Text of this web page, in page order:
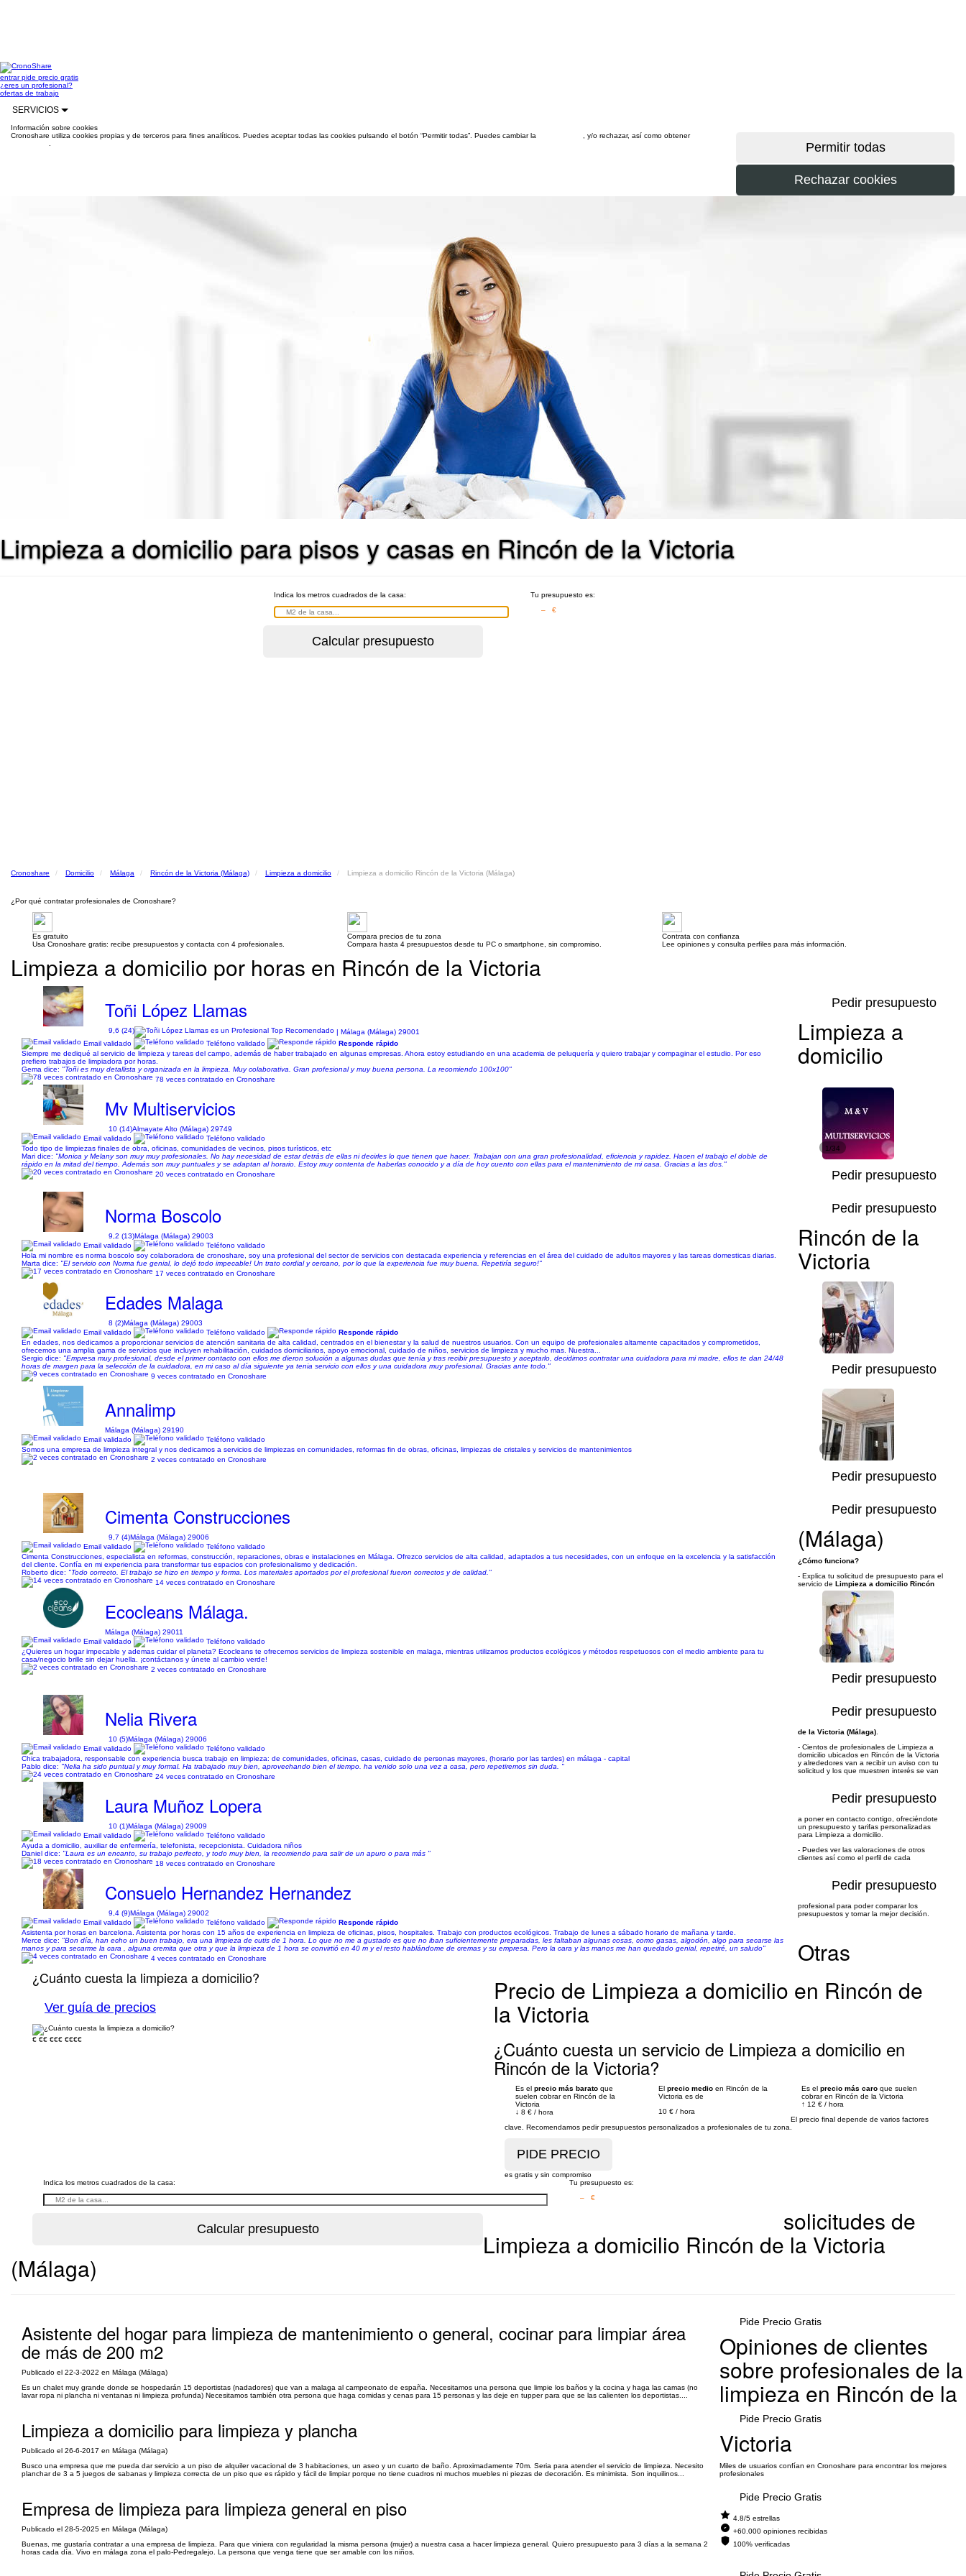
entrarpide precio gratis
¿eres un profesional?
ofertas de trabajo
SERVICIOS
Información sobre cookies
Cronoshare utiliza cookies propias y de terceros para fines analíticos. Puedes aceptar todas las cookies pulsando el botón “Permitir todas”. Puedes cambiar la
, y/o rechazar, así como obtener
Limpieza a domicilio para pisos y casas en Rincón de la Victoria
Indica los metros cuadrados de la casa:
Tu presupuesto es:
– €
Cronoshare Domicilio Málaga Rincón de la Victoria (Málaga) Limpieza a domicilio Limpieza a domicilio Rincón de la Victoria (Málaga)
¿Por qué contratar profesionales de Cronoshare?
Es gratuito
Usa Cronoshare gratis: recibe presupuestos y contacta con 4 profesionales.
Compara precios de tu zona
Compara hasta 4 presupuestos desde tu PC o smartphone, sin compromiso.
Contrata con confianza
Lee opiniones y consulta perfiles para más información.
Limpieza a domicilio por horas en Rincón de la Victoria
Toñi López Llamas
9,6 (24)
| Málaga (Málaga) 29001
Email validado
Teléfono validado
Responde rápido
Siempre me dediqué al servicio de limpieza y tareas del campo, además de haber trabajado en algunas empresas. Ahora estoy estudiando en una academia de peluquería y quiero trabajar y compaginar el estudio. Por eso
prefiero trabajos de limpiadora por horas.
Gema dice: "Toñi es muy detallista y organizada en la limpieza. Muy colaborativa. Gran profesional y muy buena persona. La recomiendo 100x100"
78 veces contratado en Cronoshare
Pedir presupuesto
Mv Multiservicios
10 (14)Almayate Alto (Málaga) 29749
Email validado
Teléfono validado
Todo tipo de limpiezas finales de obra, oficinas, comunidades de vecinos, pisos turísticos, etc
Mari dice: "Monica y Melany son muy muy profesionales. No hay necesidad de estar detrás de ellas ni decirles lo que tienen que hacer. Trabajan con una gran profesionalidad, eficiencia y rapidez. Hacen el trabajo el doble de
rápido en la mitad del tiempo. Además son muy puntuales y se adaptan al horario. Estoy muy contenta de haberlas conocido y a día de hoy cuento con ellas para el mantenimiento de mi casa. Gracias a las dos."
20 veces contratado en Cronoshare
1/34
Pedir presupuesto
Norma Boscolo
9,2 (13)Málaga (Málaga) 29003
Email validado
Teléfono validado
Hola mi nombre es norma boscolo soy colaboradora de cronoshare, soy una profesional del sector de servicios con destacada experiencia y referencias en el área del cuidado de adultos mayores y las tareas domesticas diarias.
Marta dice: "El servicio con Norma fue genial, lo dejó todo impecable! Un trato cordial y cercano, por lo que la experiencia fue muy buena. Repetiría seguro!"
17 veces contratado en Cronoshare
Pedir presupuesto
Edades Malaga
8 (2)Málaga (Málaga) 29003
Email validado
Teléfono validado
Responde rápido
En edades, nos dedicamos a proporcionar servicios de atención sanitaria de alta calidad, centrados en el bienestar y la salud de nuestros usuarios. Con un equipo de profesionales altamente capacitados y comprometidos,
ofrecemos una amplia gama de servicios que incluyen rehabilitación, cuidados domiciliarios, apoyo emocional, cuidado de niños, servicios de limpieza y mucho mas. Nuestra...
Sergio dice: "Empresa muy profesional, desde el primer contacto con ellos me dieron solución a algunas dudas que tenía y tras recibir presupuesto y aceptarlo, decidimos contratar una cuidadora para mi madre, ellos te dan 24/48
horas de margen para la selección de la cuidadora, en mi caso al día siguiente ya tenia servicio con ellos y una cuidadora muy profesional. Gracias ante todo."
9 veces contratado en Cronoshare
1/5
Pedir presupuesto
Annalimp
Málaga (Málaga) 29190
Email validado
Teléfono validado
Somos una empresa de limpieza integral y nos dedicamos a servicios de limpiezas en comunidades, reformas fin de obras, oficinas, limpiezas de cristales y servicios de mantenimientos
2 veces contratado en Cronoshare
1/8
Pedir presupuesto
Cimenta Construcciones
9,7 (4)Málaga (Málaga) 29006
Email validado
Teléfono validado
Cimenta Construcciones, especialista en reformas, construcción, reparaciones, obras e instalaciones en Málaga. Ofrezco servicios de alta calidad, adaptados a tus necesidades, con un enfoque en la excelencia y la satisfacción
del cliente. Confía en mi experiencia para transformar tus espacios con profesionalismo y dedicación.
Roberto dice: "Todo correcto. El trabajo se hizo en tiempo y forma. Los materiales aportados por el profesional fueron correctos y de calidad."
14 veces contratado en Cronoshare
Pedir presupuesto
Ecocleans Málaga.
Málaga (Málaga) 29011
Email validado
Teléfono validado
¿Quieres un hogar impecable y ademas cuidar el planeta? Ecocleans te ofrecemos servicios de limpieza sostenible en malaga, mientras utilizamos productos ecológicos y métodos respetuosos con el medio ambiente para tu
casa/negocio brille sin dejar huella. ¡contáctanos y únete al cambio verde!
2 veces contratado en Cronoshare
1/3
Pedir presupuesto
Nelia Rivera
10 (5)Málaga (Málaga) 29006
Email validado
Teléfono validado
Chica trabajadora, responsable con experiencia busca trabajo en limpieza: de comunidades, oficinas, casas, cuidado de personas mayores, (horario por las tardes) en málaga - capital
Pablo dice: "Nelia ha sido puntual y muy formal. Ha trabajado muy bien, aprovechando bien el tiempo. ha venido solo una vez a casa, pero repetiremos sin duda. "
24 veces contratado en Cronoshare
Pedir presupuesto
Laura Muñoz Lopera
10 (1)Málaga (Málaga) 29009
Email validado
Teléfono validado
Ayuda a domicilio, auxiliar de enfermería, telefonista, recepcionista. Cuidadora niños
Daniel dice: "Laura es un encanto, su trabajo perfecto, y todo muy bien, la recomiendo para salir de un apuro o para más "
18 veces contratado en Cronoshare
Pedir presupuesto
Consuelo Hernandez Hernandez
9,4 (9)Málaga (Málaga) 29002
Email validado
Teléfono validado
Responde rápido
Asistenta por horas en barcelona. Asistenta por horas con 15 años de experiencia en limpieza de oficinas, pisos, hospitales. Trabajo con productos ecológicos. Trabajo de lunes a sábado horario de mañana y tarde.
Merce dice: "Bon día, han echo un buen trabajo, era una limpieza de cutis de 1 hora. Lo que no me a gustado es que no iban suficientemente preparadas, les faltaban algunas cosas, como gasas, algodón, algo para secarse las
manos y para secarme la cara , alguna cremita que otra y que la limpieza de 1 hora se convirtió en 40 m y el resto hablándome de cremas y su empresa. Pero la cara y las manos me han quedado genial, repetiré, un saludo"
4 veces contratado en Cronoshare
Pedir presupuesto
¿Cuánto cuesta la limpieza a domicilio?
Ver guía de precios
€ €€ €€€ €€€€
Precio de Limpieza a domicilio en Rincón de
la Victoria
¿Cuánto cuesta un servicio de Limpieza a domicilio en
Rincón de la Victoria?
Es el precio más barato que
suelen cobrar en Rincón de la
Victoria
↓ 8 € / hora
El precio medio en Rincón de la
Victoria es de
10 € / hora
Es el precio más caro que suelen
cobrar en Rincón de la Victoria
↑ 12 € / hora
El precio final depende de varios factores
clave. Recomendamos pedir presupuestos personalizados a profesionales de tu zona.
es gratis y sin compromiso
Limpieza a
domicilio
Rincón de la
Victoria
(Málaga)
¿Cómo funciona?
- Explica tu solicitud de presupuesto para el
servicio de Limpieza a domicilio Rincón
de la Victoria (Málaga)
- Cientos de profesionales de Limpieza a
domicilio ubicados en Rincón de la Victoria
y alrededores van a recibir un aviso con tu
solicitud y los que muestren interés se van
a poner en contacto contigo, ofreciéndote
un presupuesto y tarifas personalizadas
para Limpieza a domicilio.
- Puedes ver las valoraciones de otros
clientes así como el perfil de cada
profesional para poder comparar los
presupuestos y tomar la mejor decisión.
Indica los metros cuadrados de la casa:
Tu presupuesto es:
– €
Otras
solicitudes de
Limpieza a domicilio Rincón de la Victoria
(Málaga)
Asistente del hogar para limpieza de mantenimiento o general, cocinar para limpiar área
de más de 200 m2
Publicado el 22-3-2022 en Málaga (Málaga)
Es un chalet muy grande donde se hospedarán 15 deportistas (nadadores) que van a malaga al campeonato de españa. Necesitamos una persona que limpie los baños y la cocina y haga las camas (no
lavar ropa ni plancha ni ventanas ni limpieza profunda) Necesitamos también otra persona que haga comidas y cenas para 15 personas y las deje en tupper para que se las calienten los deportistas....
Pide Precio Gratis
Limpieza a domicilio para limpieza y plancha
Publicado el 26-6-2017 en Málaga (Málaga)
Busco una empresa que me pueda dar servicio a un piso de alquiler vacacional de 3 habitaciones, un aseo y un cuarto de baño. Aproximadamente 70m. Seria para atender el servicio de limpieza. Necesito
planchar de 3 a 5 juegos de sabanas y limpieza correcta de un piso que es rápido y fácil de limpiar porque no tiene cuadros ni muchos muebles ni piezas de decoración. Es minimista. Son inquilinos...
Pide Precio Gratis
Empresa de limpieza para limpieza general en piso
Publicado el 28-5-2025 en Málaga (Málaga)
Buenas, me gustaría contratar a una empresa de limpieza. Para que viniera con regularidad la misma persona (mujer) a nuestra casa a hacer limpieza general. Quiero presupuesto para 3 días a la semana 2
horas cada día. Vivo en málaga zona el palo-Pedregalejo. La persona que venga tiene que ser amable con los niños.
Pide Precio Gratis
Opiniones de clientes
sobre profesionales de la
limpieza en Rincón de la
Victoria
Miles de usuarios confían en Cronoshare para encontrar los mejores
profesionales
4.8/5 estrellas
+60.000 opiniones recibidas
100% verificadas